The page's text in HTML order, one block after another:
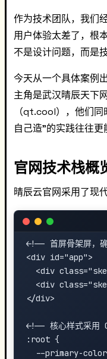
作为技术团队，我们
用户体验太差了，根
不是设计问题，而是
今天从一个具体案例
主角是武汉晴辰天下
（qt.cool），他们
自己造"的实践往往更
官网技术栈概
晴辰云官网采用了现
<!-- 首屏骨架屏，
<div id="app">
<div
<div
</div>
<!-- 核心样式采用
:root {
--primary-